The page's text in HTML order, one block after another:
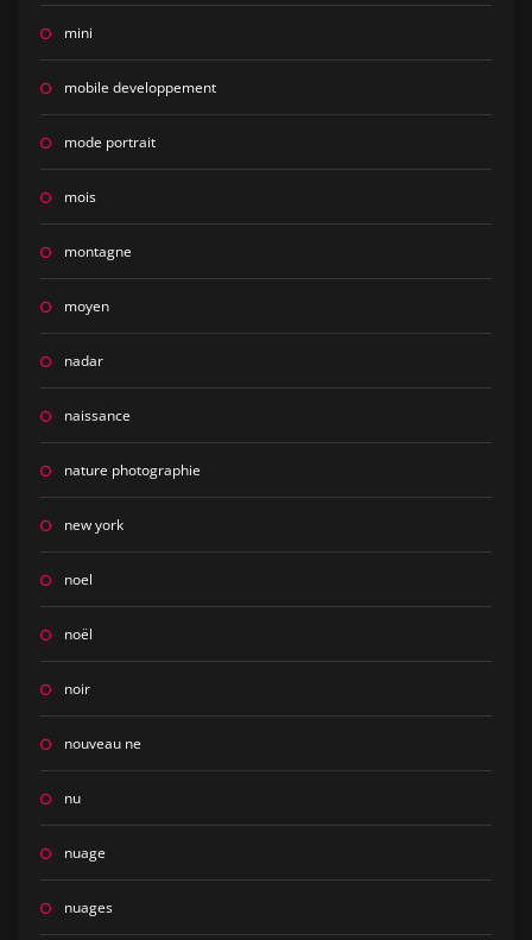
mini
mobile developpement
mode portrait
mois
montagne
moyen
nadar
naissance
nature photographie
new york
noel
noël
noir
nouveau ne
nu
nuage
nuages